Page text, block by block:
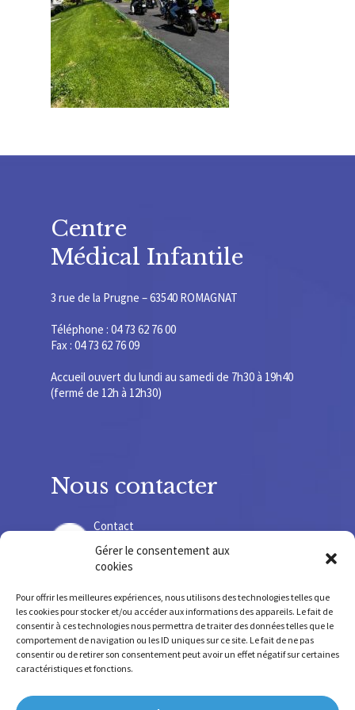
Gérer le consentement aux
cookies
Pour offrir les meilleures expériences, nous utilisons des technologies telles que
les cookies pour stocker et/ou accéder aux informations des appareils. Le fait de
consentir à ces technologies nous permettra de traiter des données telles que le
comportement de navigation ou les ID uniques sur ce site. Le fait de ne pas
consentir ou de retirer son consentement peut avoir un effet négatif sur certaines
caractéristiques et fonctions.
Centre
Médical Infantile
3 rue de la Prugne – 63540 ROMAGNAT
Téléphone : 04 73 62 76 00
Fax : 04 73 62 76 09
Accueil ouvert du lundi au samedi de 7h30 à 19h40
(fermé de 12h à 12h30)
Nous contacter
Contact
Recrutement
SIRET 775678 220 000 36 – SIREN 775 678 220
FINESS SSR 630 781 755 – FINESS IEM 630 009 207